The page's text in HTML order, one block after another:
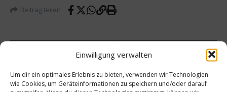
Einwilligung verwalten
Um dir ein optimales Erlebnis zu bieten, verwenden wir Technologien
wie Cookies, um Geräteinformationen zu speichern und/oder darauf
Beitrag teilen
Weihn Rezept